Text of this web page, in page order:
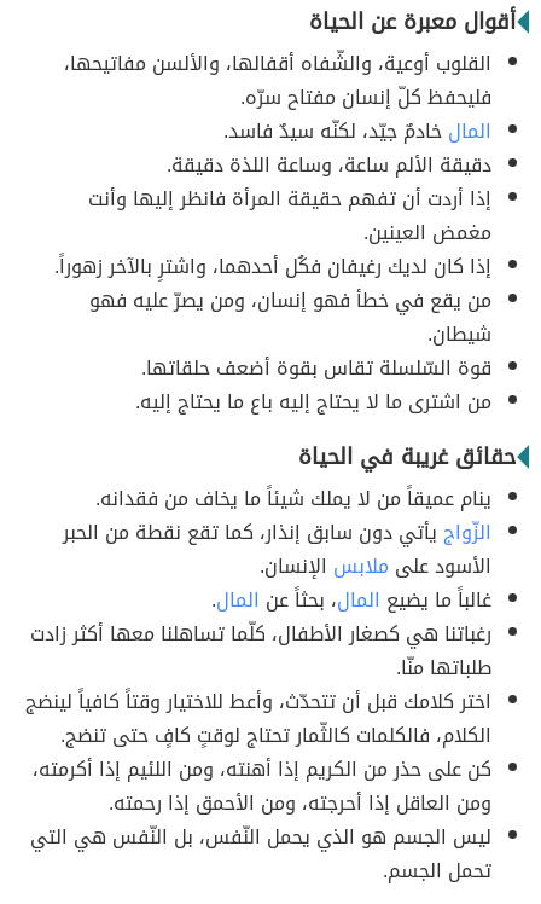
أقوال معبرة عن الحياة
القلوب أوعية، والشّفاه أقفالها، والألسن مفاتيحها،
فليحفظ كلّ إنسان مفتاح سرّه.
المالخادمٌ جيّد، لكنّه سيدٌ فاسد.
دقيقة الألم ساعة، وساعة اللذة دقيقة.
إذا أردت أن تفهم حقيقة المرأة فانظر إليها وأنت
مغمض العينين.
إذا كان لديك رغيفان فكُل أحدهما، واشترِ بالآخر زهوراً.
من يقع في خطأ فهو إنسان، ومن يصرّ عليه فهو
شيطان.
قوة السّلسلة تقاس بقوة أضعف حلقاتها.
من اشترى ما لا يحتاج إليه باع ما يحتاج إليه.
حقائق غريبة في الحياة
ينام عميقاً من لا يملك شيئاً ما يخاف من فقدانه.
الزّواجيأتي دون سابق إنذار، كما تقع نقطة من الحبر
الأسود على ملابس الإنسان.
غالباً ما يضيع المال، بحثاً عن المال.
رغباتنا هي كصغار الأطفال، كلّما تساهلنا معها أكثر زادت
طلباتها منّا.
اختر كلامك قبل أن تتحدّث، وأعط للاختيار وقتاً كافياً لينضج
الكلام، فالكلمات كالثّمار تحتاج لوقتٍ كافٍ حتى تنضج.
كن على حذر من الكريم إذا أهنته، ومن اللئيم إذا أكرمته،
ومن العاقل إذا أحرجته، ومن الأحمق إذا رحمته.
ليس الجسم هو الذي يحمل النّفس، بل النّفس هي التي
تحمل الجسم.